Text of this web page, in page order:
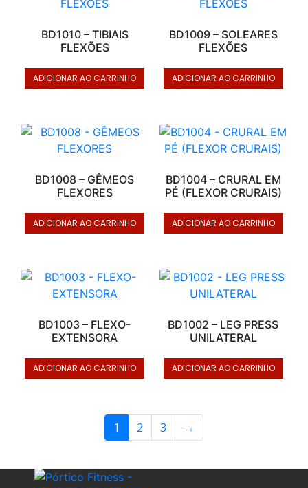
BD1010 – TIBIAIS
FLEXÕES
ADICIONAR AO CARRINHO
BD1009 – SOLEARES
FLEXÕES
ADICIONAR AO CARRINHO
BD1008 – GÊMEOS
FLEXORES
ADICIONAR AO CARRINHO
BD1004 – CRURAL EM
PÉ (FLEXOR CRURAIS)
ADICIONAR AO CARRINHO
BD1003 – FLEXO-
EXTENSORA
ADICIONAR AO CARRINHO
BD1002 – LEG PRESS
UNILATERAL
ADICIONAR AO CARRINHO
1 2 3 →